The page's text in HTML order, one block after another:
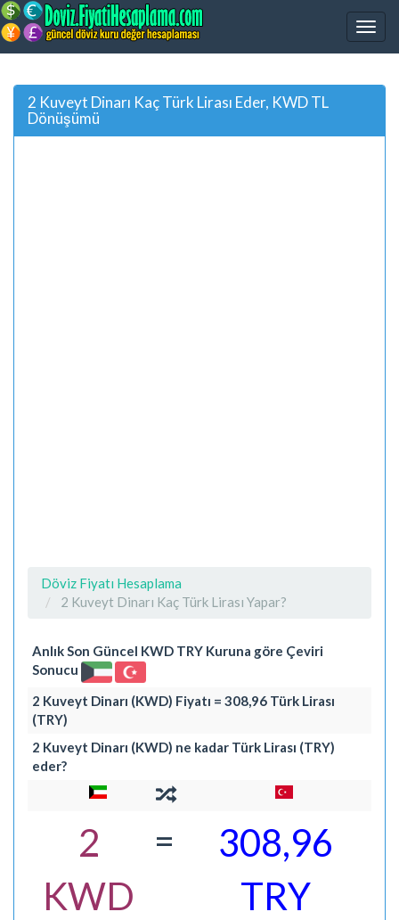
2 Kuveyt Dinarı Kaç Türk Lirası Eder, KWD TL
Dönüşümü
Döviz Fiyatı Hesaplama
2 Kuveyt Dinarı Kaç Türk Lirası Yapar?
Anlık Son Güncel KWD TRY Kuruna göre Çeviri
Sonucu
2 Kuveyt Dinarı (KWD) Fiyatı = 308,96 Türk Lirası
(TRY)
2 Kuveyt Dinarı (KWD) ne kadar Türk Lirası (TRY)
eder?
2
KWD
=
308,96
TRY